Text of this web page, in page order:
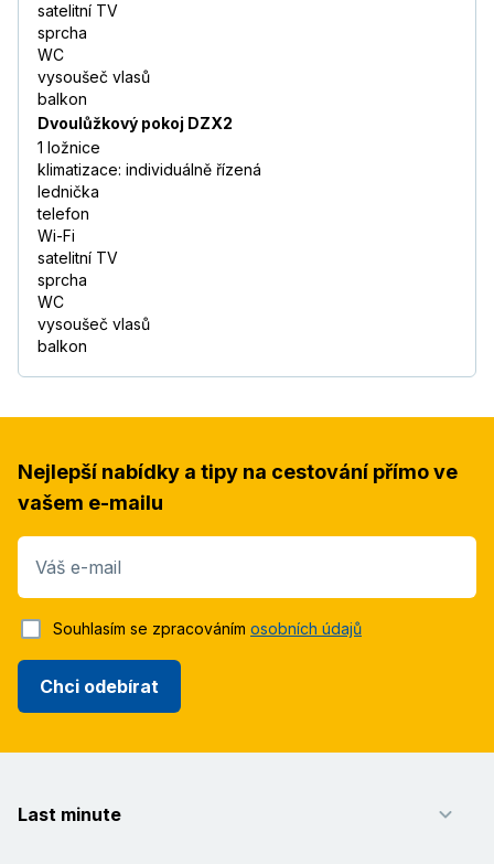
satelitní TV
sprcha
WC
vysoušeč vlasů
balkon
Dvoulůžkový pokoj DZX2
1 ložnice
klimatizace: individuálně řízená
lednička
telefon
Wi-Fi
satelitní TV
sprcha
WC
vysoušeč vlasů
balkon
Nejlepší nabídky a tipy na cestování přímo ve
vašem e-mailu
Váš e-mail
Chci odebírat
Souhlasím se zpracováním osobních údajů
Last minute